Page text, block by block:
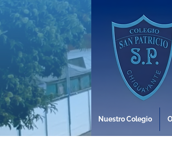
Nuestro Colegio